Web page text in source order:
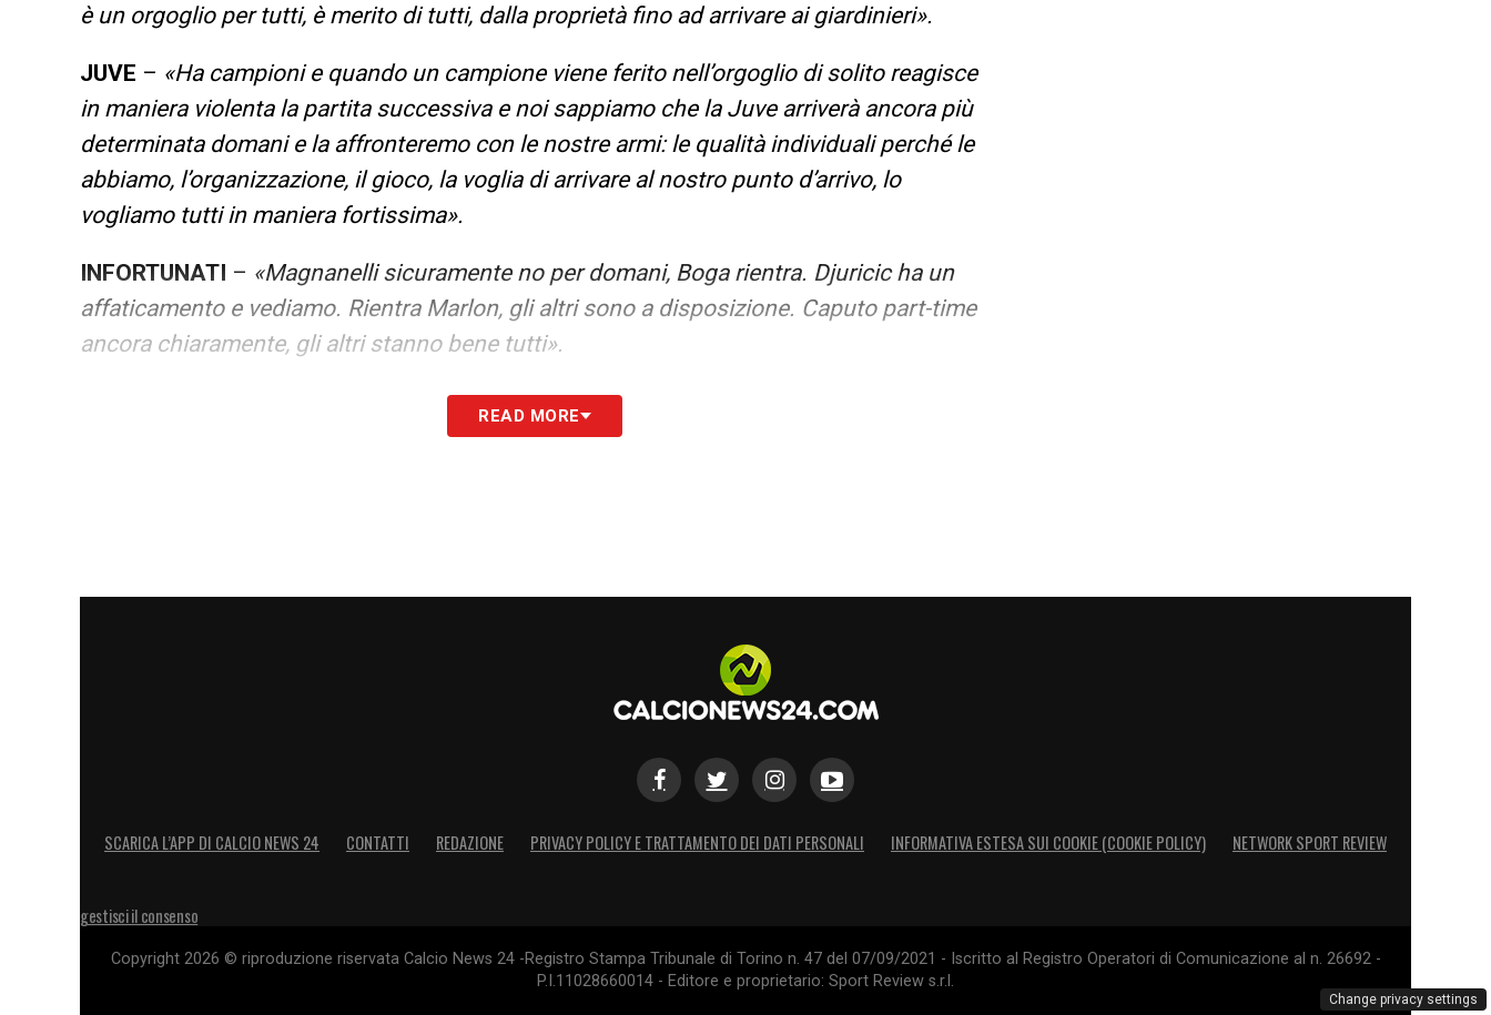
è un orgoglio per tutti, è merito di tutti, dalla proprietà fino ad arrivare ai giardinieri».
JUVE – «Ha campioni e quando un campione viene ferito nell’orgoglio di solito reagisce
in maniera violenta la partita successiva e noi sappiamo che la Juve arriverà ancora più
determinata domani e la affronteremo con le nostre armi: le qualità individuali perché le
abbiamo, l’organizzazione, il gioco, la voglia di arrivare al nostro punto d’arrivo, lo
vogliamo tutti in maniera fortissima».
INFORTUNATI – «Magnanelli sicuramente no per domani, Boga rientra. Djuricic ha un
affaticamento e vediamo. Rientra Marlon, gli altri sono a disposizione. Caputo part-time
ancora chiaramente, gli altri stanno bene tutti».
CONTINUA A LEGGERE SU JUVENTUSNEWS24
READ MORE
SCARICA L’APP DI CALCIO NEWS 24 CONTATTI REDAZIONE PRIVACY POLICY E TRATTAMENTO DEI DATI PERSONALI INFORMATIVA ESTESA SUI COOKIE (COOKIE POLICY) NETWORK SPORT REVIEW
gestisci il consenso
Copyright 2026 © riproduzione riservata Calcio News 24 -Registro Stampa Tribunale di Torino n. 47 del 07/09/2021 - Iscritto al Registro Operatori di Comunicazione al n. 26692 -
P.I.11028660014 - Editore e proprietario: Sport Review s.r.l.
Change privacy settings